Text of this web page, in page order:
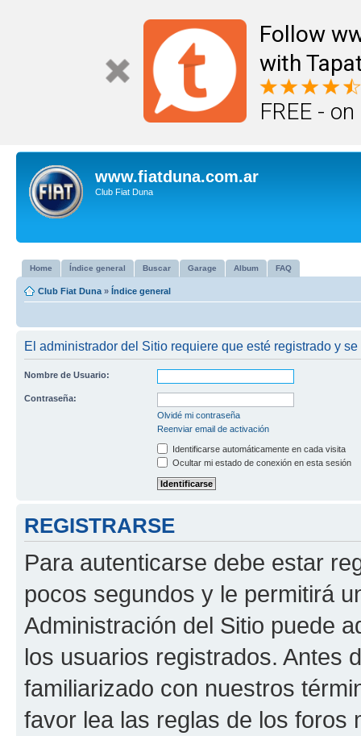
Follow
with
FREE -
www.fiatduna.com.ar
Club Fiat Duna
Home Índice general Buscar Garage Album FAQ
Club Fiat Duna » Índice general
El administrador del Sitio requiere que esté registrado y
Nombre de Usuario:
Contraseña:
Olvidé mi contraseña
Reenviar email de activación
Identificarse automáticamente en cada visita
Ocultar mi estado de conexión en esta sesión
REGISTRARSE
Para autenticarse debe estar
pocos segundos y le permitirá
Administración del Sitio puede
los usuarios registrados. Antes
familiarizado con nuestros
favor lea las reglas de los foros